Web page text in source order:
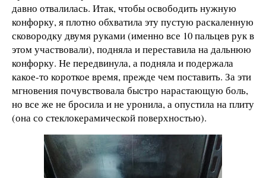
давно отвалилась. Итак, чтобы освободить нужную
конфорку, я плотно обхватила эту пустую раскаленную
сковородку двумя руками (именно все 10 пальцев рук в
этом участвовали), подняла и переставила на дальнюю
конфорку. Не передвинула, а подняла и подержала
какое-то короткое время, прежде чем поставить. За эти
мгновения почувствовала быстро нарастающую боль,
но все же не бросила и не уронила, а опустила на плиту
(она со стеклокерамической поверхностью).